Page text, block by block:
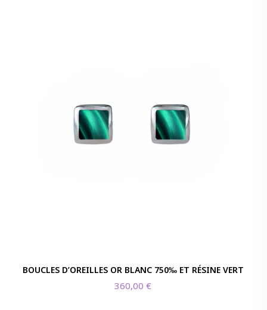
BOUCLES D’OREILLES OR BLANC 750‰ ET RÉSINE VERT
360,00€